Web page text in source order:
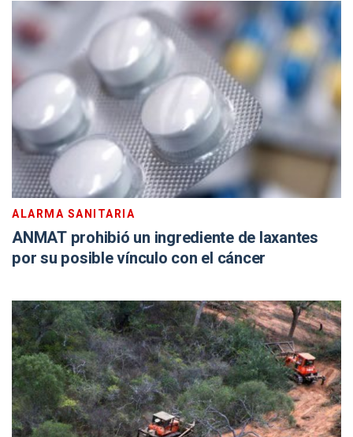
ALARMA SANITARIA
ANMAT prohibió un ingrediente de laxantes
por su posible vínculo con el cáncer